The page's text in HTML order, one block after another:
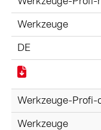
Werkzeuge
DE
Werkzeuge-
Werkzeuge